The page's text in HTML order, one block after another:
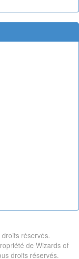
réservés.
de Wizards of
droits réservés.